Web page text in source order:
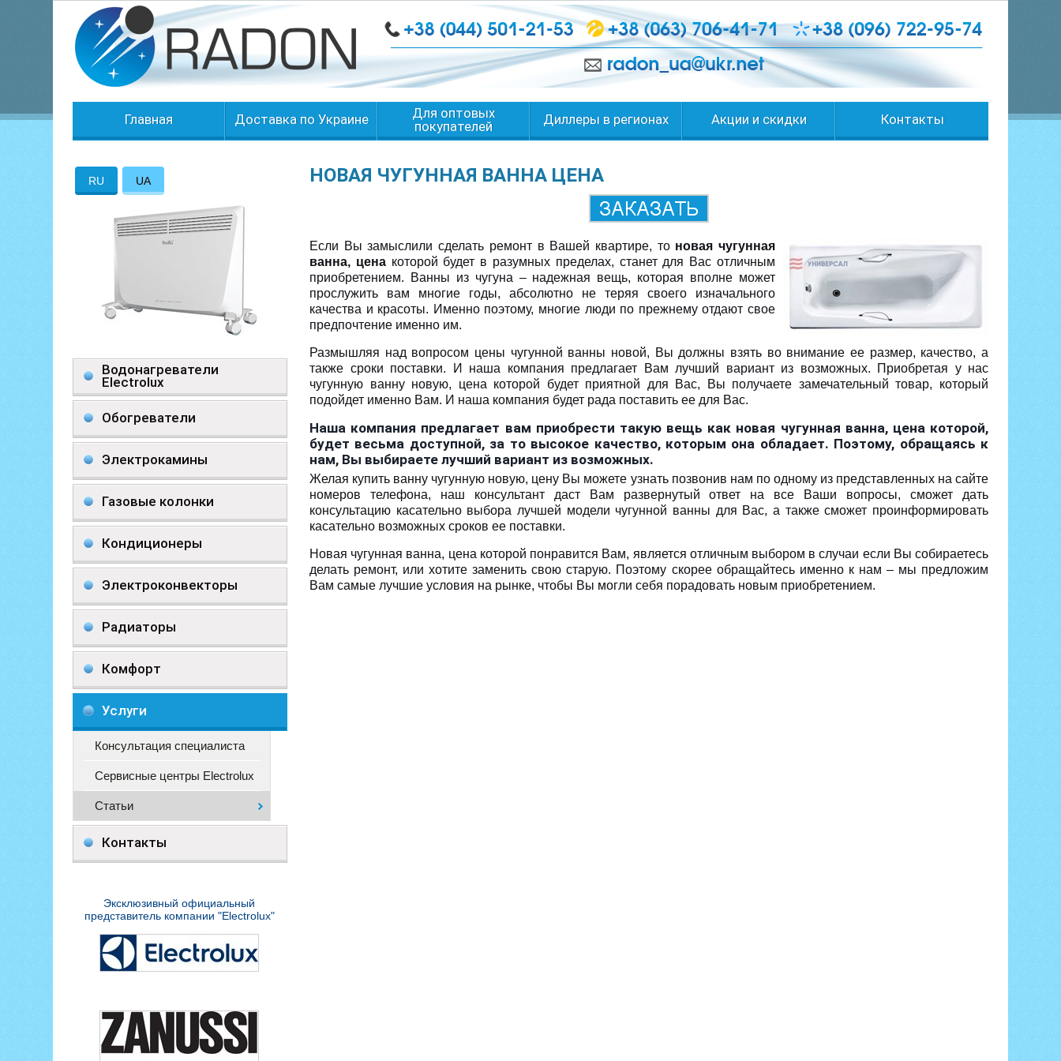
Главная Доставка по Украине
Для оптовых
покупателей
Диллеры в регионах Акции и скидки Контакты
RU UA
Водонагреватели
Electrolux
Обогреватели
Электрокамины
Газовые колонки
Кондиционеры
Электроконвекторы
Радиаторы
Комфорт
Услуги
Консультация специалиста
Сервисные центры Electrolux
Статьи
Контакты
Эксклюзивный официальный
представитель компании "Electrolux"
НОВАЯ ЧУГУННАЯ ВАННА ЦЕНА
Если Вы замыслили сделать ремонт в Вашей квартире, то новая чугунная
ванна, ценакоторой будет в разумных пределах, станет для Вас отличным
приобретением. Ванны из чугуна – надежная вещь, которая вполне может
прослужить вам многие годы, абсолютно не теряя своего изначального
качества и красоты. Именно поэтому, многие люди по прежнему отдают свое
предпочтение именно им.
Размышляя над вопросом цены чугунной ванны новой, Вы должны взять во внимание ее размер, качество, а
также сроки поставки. И наша компания предлагает Вам лучший вариант из возможных. Приобретая у нас
чугунную ванну новую, цена которой будет приятной для Вас, Вы получаете замечательный товар, который
подойдет именно Вам. И наша компания будет рада поставить ее для Вас.
Наша компания предлагает вам приобрести такую вещь как новая чугунная ванна, цена которой,
будет весьма доступной, за то высокое качество, которым она обладает. Поэтому, обращаясь к
нам, Вы выбираете лучший вариант из возможных.
Желая купить ванну чугунную новую, цену Вы можете узнать позвонив нам по одному из представленных на сайте
номеров телефона, наш консультант даст Вам развернутый ответ на все Ваши вопросы, сможет дать
консультацию касательно выбора лучшей модели чугунной ванны для Вас, а также сможет проинформировать
касательно возможных сроков ее поставки.
Новая чугунная ванна, цена которой понравится Вам, является отличным выбором в случаи если Вы собираетесь
делать ремонт, или хотите заменить свою старую. Поэтому скорее обращайтесь именно к нам – мы предложим
Вам самые лучшие условия на рынке, чтобы Вы могли себя порадовать новым приобретением.